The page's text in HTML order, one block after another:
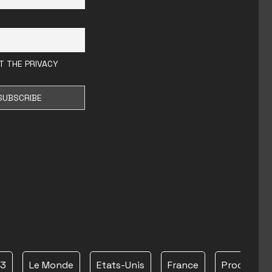
THE PRIVACY
Le Monde Etats-Unis France Proche